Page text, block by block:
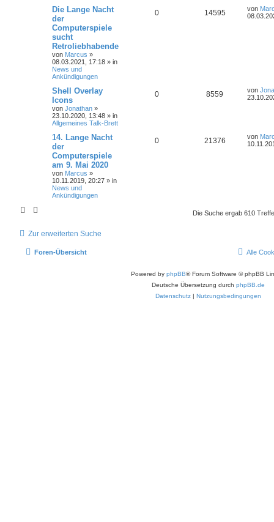
Die Lange Nacht
der
Computerspiele
sucht
Retroliebhabende
von Marcus »
08.03.2021, 17:18 » in
News und
Ankündigungen
0 14595 von
Shell Overlay
Icons
von Jonathan »
23.10.2020, 13:48 » in
Allgemeines Talk-Brett
0 8559 von
14. Lange Nacht
der
Computerspiele
am 9. Mai 2020
von Marcus »
10.11.2019, 20:27 » in
News und
Ankündigungen
0 21376 von
Die Suche ergab 610
Zur erweiterten Suche
Foren-Übersicht Alle
Powered by phpBB® Forum Software © phpBB
Deutsche Übersetzung durch phpBB.de
Datenschutz | Nutzungsbedingungen